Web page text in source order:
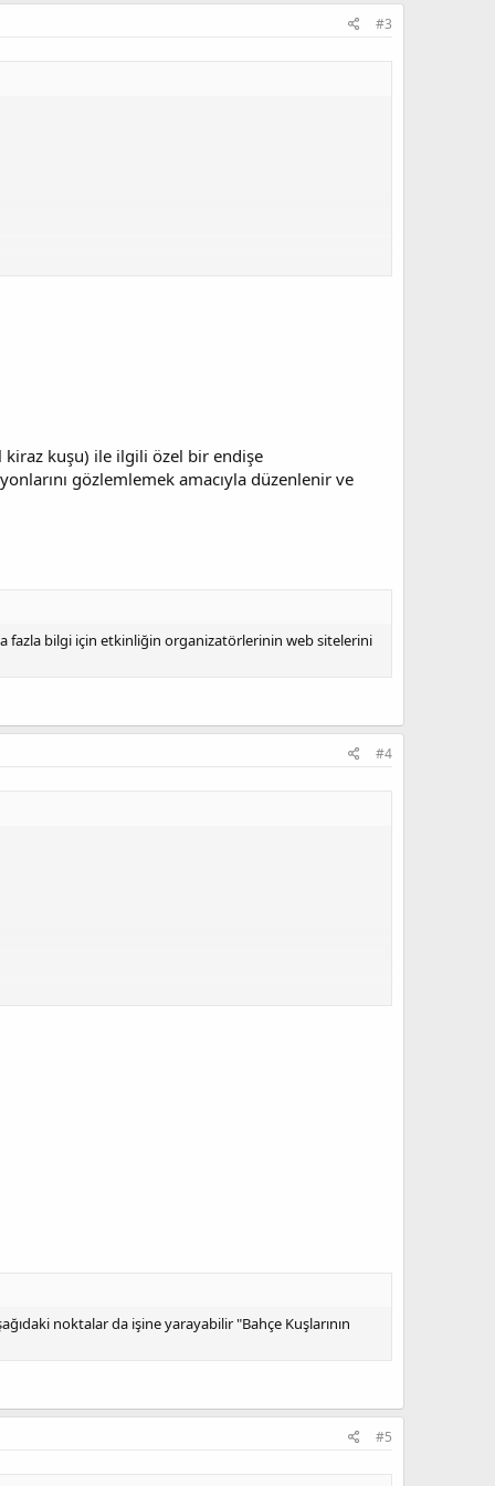
#3
kiraz kuşu) ile ilgili özel bir endişe
gözlemlemek amacıyla düzenlenir ve
fazla bilgi için etkinliğin organizatörlerinin web sitelerini
#4
noktalar da işine yarayabilir "Bahçe Kuşlarının
#5